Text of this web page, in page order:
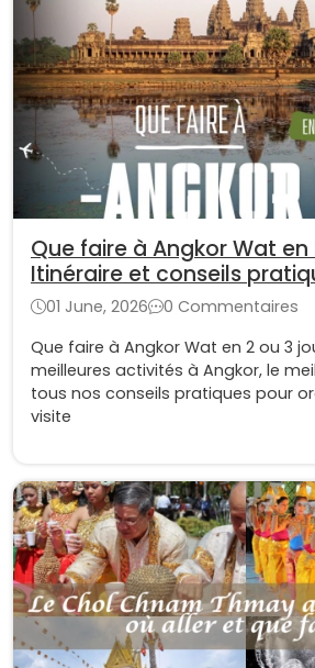
Que faire à Angkor Wat en
Itinéraire et conseils
01 June, 2026
0 Commentaires
Que faire à Angkor Wat en 2 ou 3
meilleures activités à Angkor, le
tous nos conseils pratiques pour
visite